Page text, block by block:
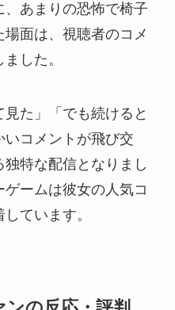
あまりの恐怖で椅子
面は、視聴者のコメ
した。
見た」「でも続けると
いコメントが飛び交
特な配信となりまし
ームは彼女の人気コ
ています。